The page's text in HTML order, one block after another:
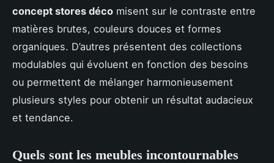
concept stores déco misent sur le contraste entre
matières brutes, couleurs douces et formes
organiques. D’autres présentent des collections
modulables qui évoluent en fonction des besoins
ou permettent de mélanger harmonieusement
plusieurs styles pour obtenir un résultat audacieux
et tendance.
Quels sont les meubles incontournables